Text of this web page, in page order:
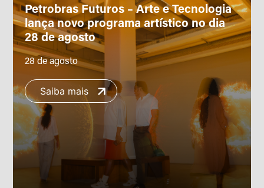
Petrobras Futuros – Arte e Tecnologia
lança novo programa artístico no dia
28 de agosto
28 de agosto
Saiba mais